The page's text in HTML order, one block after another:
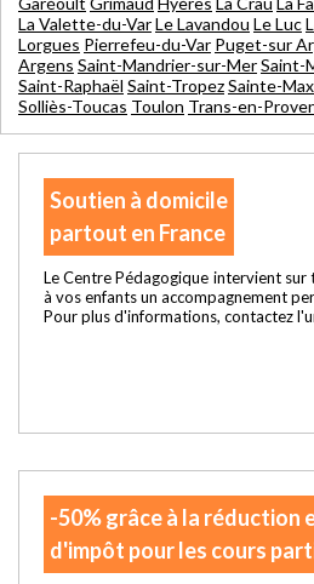
La Valette-du-VarLe Lavandou Le Luc
Lorgues Pierrefeu-du-Var Puget-sur
Argens Saint-Mandrier-sur-MerSaint-
Saint-Raphaël Saint-TropezSainte-
Solliès-Toucas Toulon Trans-en-
Soutien à domicile
partout en France
Le Centre Pédagogique intervient
à vos enfants un accompagnement
Pour plus d'informations, contactez
-50% grâce à la réduction
d'impôt pour les cours